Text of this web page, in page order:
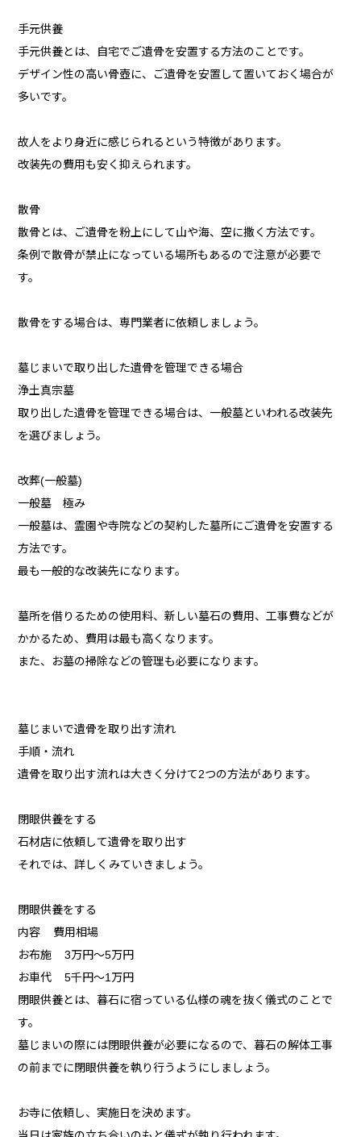
手元供養
手元供養とは、自宅でご遺骨を安置する方法のことです。
デザイン性の高い骨壺に、ご遺骨を安置して置いておく場合が
多いです。
故人をより身近に感じられるという特徴があります。
改装先の費用も安く抑えられます。
散骨
散骨とは、ご遺骨を粉上にして山や海、空に撒く方法です。
条例で散骨が禁止になっている場所もあるので注意が必要で
す。
散骨をする場合は、専門業者に依頼しましょう。
墓じまいで取り出した遺骨を管理できる場合
浄土真宗墓
取り出した遺骨を管理できる場合は、一般墓といわれる改装先
を選びましょう。
改葬(一般墓)
一般墓 極み
一般墓は、霊園や寺院などの契約した墓所にご遺骨を安置する
方法です。
最も一般的な改装先になります。
墓所を借りるための使用料、新しい墓石の費用、工事費などが
かかるため、費用は最も高くなります。
また、お墓の掃除などの管理も必要になります。
墓じまいで遺骨を取り出す流れ
手順・流れ
遺骨を取り出す流れは大きく分けて2つの方法があります。
閉眼供養をする
石材店に依頼して遺骨を取り出す
それでは、詳しくみていきましょう。
閉眼供養をする
内容 費用相場
お布施 3万円〜5万円
お車代 5千円〜1万円
閉眼供養とは、暮石に宿っている仏様の魂を抜く儀式のことで
す。
墓じまいの際には閉眼供養が必要になるので、暮石の解体工事
の前までに閉眼供養を執り行うようにしましょう。
お寺に依頼し、実施日を決めます。